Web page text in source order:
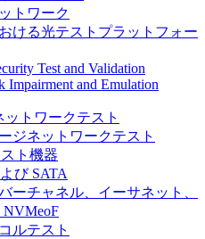
トワーク
ける光テストプラットフォー
Test and Validation
Impairment and Emulation
ットワークテスト
ジネットワークテスト
ト機器
び SATA
ーチャネル、イーサネット、
NVMeoF
ルテスト